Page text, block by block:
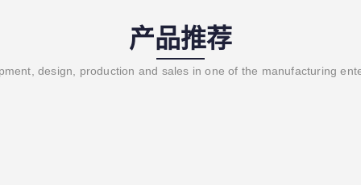
产品推荐
design, production and sales in one of the manufacturing